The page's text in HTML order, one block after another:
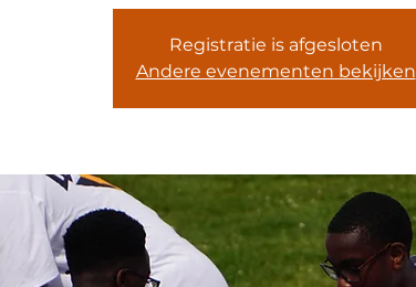
Registratie is afgesloten
Andere evenementen bekijken